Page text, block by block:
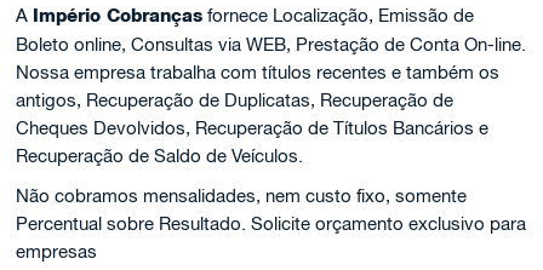
A Império Cobranças fornece Localização, Emissão de
Boleto online, Consultas via WEB, Prestação de Conta On-line.
Nossa empresa trabalha com títulos recentes e também os
antigos, Recuperação de Duplicatas, Recuperação de
Cheques Devolvidos, Recuperação de Títulos Bancários e
Recuperação de Saldo de Veículos.
Não cobramos mensalidades, nem custo fixo, somente
Percentual sobre Resultado. Solicite orçamento exclusivo para
empresas